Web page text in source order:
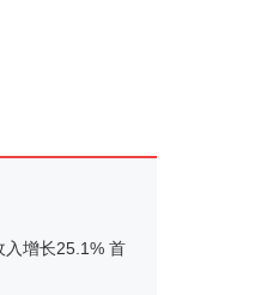
入增长25.1% 首